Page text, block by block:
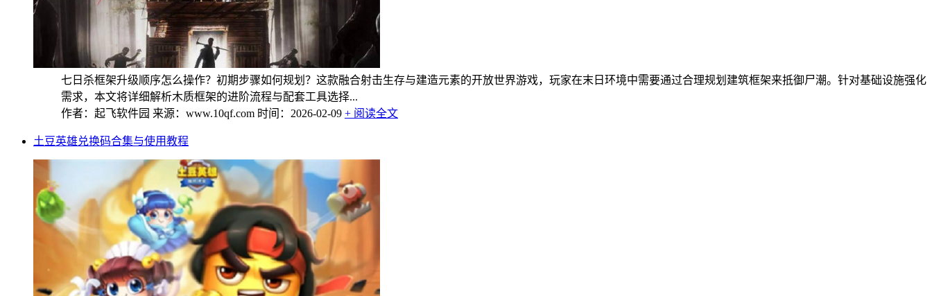
七日杀框架升级顺序怎么操作？初期步骤如何规划？这款融合射击生存与建造元素的开放世界游戏，玩家在末日环境中需要通过合理规划建筑框架来抵御尸潮。针对基础设施强化
需求，本文将详细解析木质框架的进阶流程与配套工具选择...
作者：起飞软件园 来源：www.10qf.com 时间：2026-02-09 + 阅读全文
土豆英雄兑换码合集与使用教程